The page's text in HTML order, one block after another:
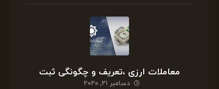
معاملات ارزی ،تعریف و چگونگی ثبت
دسامبر ۲۱, ۲۰۲۰